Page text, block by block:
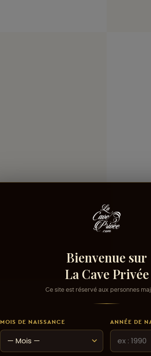
Bienvenue sur
La Cave Privée
Ce site est réservé aux personnes
MOIS DE NAISSANCE ANNÉE DE